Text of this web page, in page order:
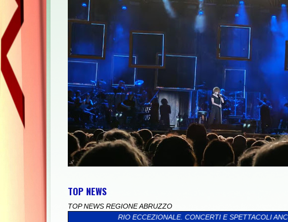
TOP NEWS
TOP NEWS REGIONE ABRUZZO
ECCEZIONALE. CONCERTI E SPETTACOLI ANCORA PER TUTTO AGOSTO.”